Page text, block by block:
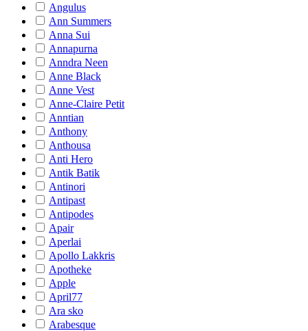
Angulus
Ann Summers
Anna Sui
Annapurna
Anndra Neen
Anne Black
Anne Vest
Anne-Claire Petit
Anntian
Anthony
Anthousa
Anti Hero
Antik Batik
Antinori
Antipast
Antipodes
Apair
Aperlai
Apollo Lakkris
Apotheke
Apple
April77
Ara sko
Arabesque